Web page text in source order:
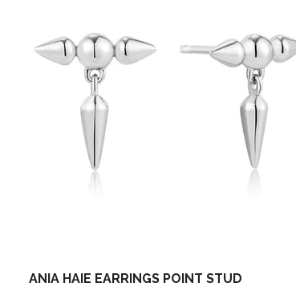
ANIA HAIE EARRINGS POINT STUD